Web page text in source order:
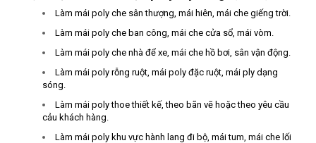
Làm mái poly che sân thượng, mái hiên, mái che giếng trời.
Làm mái poly che ban công, mái che cửa sổ, mái vòm.
Làm mái poly che nhà để xe, mái che hồ bơi, sân vận động.
Làm mái poly rỗng ruột, mái poly đặc ruột, mái ply dạng
sóng.
Làm mái poly thoe thiết kế, theo bãn vẽ hoặc theo yêu cầu
cảu khách hàng.
Làm mái poly khu vực hành lang đi bộ, mái tum, mái che lối